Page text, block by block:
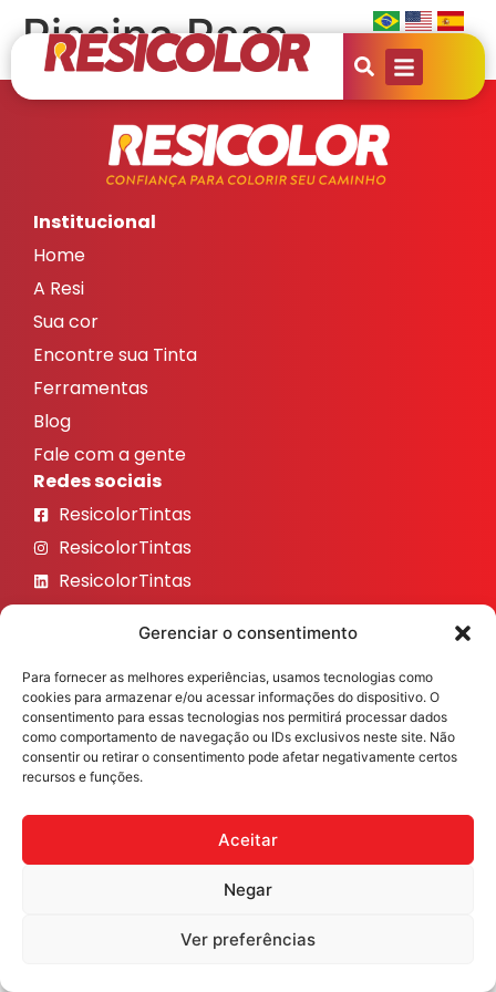
Gerenciar o consentimento
Para fornecer as melhores experiências, usamos tecnologias como
cookies para armazenar e/ou acessar informações do dispositivo. O
consentimento para essas tecnologias nos permitirá processar dados
como comportamento de navegação ou IDs exclusivos neste site. Não
consentir ou retirar o consentimento pode afetar negativamente certos
recursos e funções.
Aceitar
Negar
Ver preferências
Piscina Rasa
Institucional
Home
A Resi
Sua cor
Encontre sua Tinta
Ferramentas
Blog
Fale com a gente
Redes sociais
ResicolorTintas
ResicolorTintas
ResicolorTintas
ResicolorTintas
ResicolorTintas
Veja nosso Instagram
Desenvolvido porFast Digital 360